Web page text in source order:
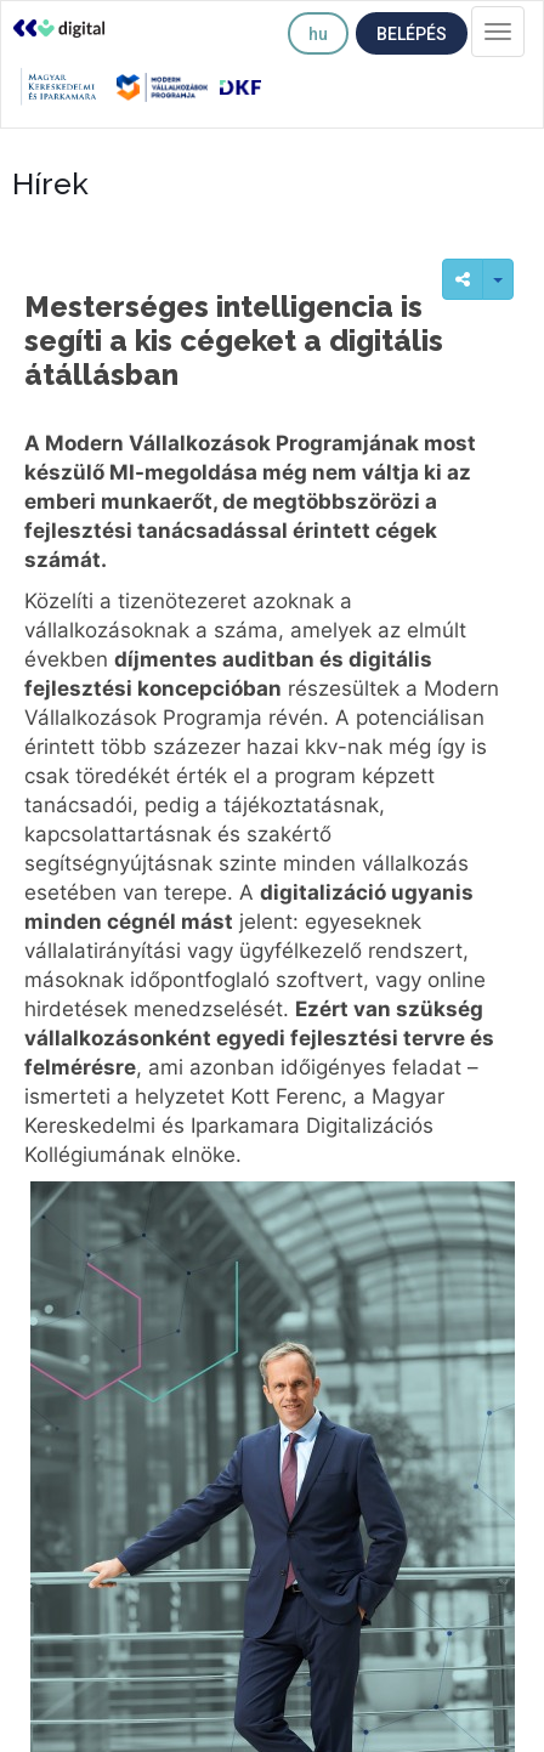
hu BELÉPÉS
Hírek
Mesterséges intelligencia is
segíti a kis cégeket a digitális
átállásban
A Modern Vállalkozások Programjának most
készülő MI-megoldása még nem váltja ki az
emberi munkaerőt, de megtöbbszörözi a
fejlesztési tanácsadással érintett cégek
számát.
Közelíti a tizenötezeret azoknak a
vállalkozásoknak a száma, amelyek az elmúlt
években díjmentes auditban és digitális
fejlesztési koncepcióban részesültek a Modern
Vállalkozások Programja révén. A potenciálisan
érintett több százezer hazai kkv-nak még így is
csak töredékét érték el a program képzett
tanácsadói, pedig a tájékoztatásnak,
kapcsolattartásnak és szakértő
segítségnyújtásnak szinte minden vállalkozás
esetében van terepe. A digitalizáció ugyanis
minden cégnél mást jelent: egyeseknek
vállalatirányítási vagy ügyfélkezelő rendszert,
másoknak időpontfoglaló szoftvert, vagy online
hirdetések menedzselését. Ezért van szükség
vállalkozásonként egyedi fejlesztési tervre és
felmérésre, ami azonban időigényes feladat –
ismerteti a helyzetet Kott Ferenc, a Magyar
Kereskedelmi és Iparkamara Digitalizációs
Kollégiumának elnöke.